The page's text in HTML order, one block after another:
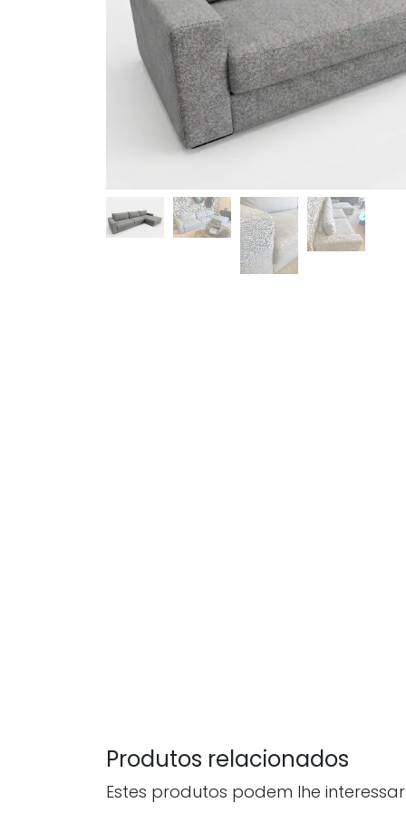
Produtos relacionados
Estes produtos podem lhe interessar.